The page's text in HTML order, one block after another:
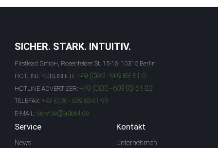
SICHER. STARK. INTUITIV.
Firstlead GmbH, Rosenfelder St. 15-16, 10315 Berlin
HOTLINE PUBLISHER: +49 (0)30 - 609 83 61-0
HOTLINE ADVERTISER: +49 (0)30 - 609 83 61-23
TELEFAX: +49 (0)30 - 609 83 61-99
E-MAIL: service@adcell.de
Service
News
Kontakt
Unternehmen